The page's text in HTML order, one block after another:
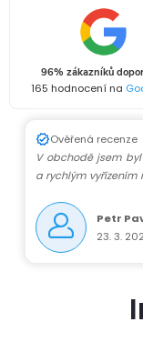
96% zákazníků
165 hodnocení na
Ověřená recenze
V obchodě jsem
a rychlým vyřízením
Petr
23. 3.